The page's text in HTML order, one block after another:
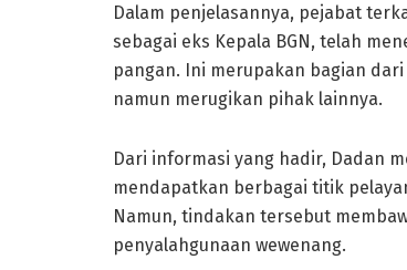
Dalam penjelasannya, pejabat
sebagai eks Kepala BGN, telah
pangan. Ini merupakan bagian
namun merugikan pihak lainnya.
Dari informasi yang hadir, Dadan
mendapatkan berbagai titik
Namun, tindakan tersebut
penyalahgunaan wewenang.